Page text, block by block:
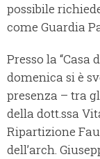
possibile
come Guardia
Presso la
domenica si è
presenza – tra
della dott.ssa
Ripartizione
dell’arch.